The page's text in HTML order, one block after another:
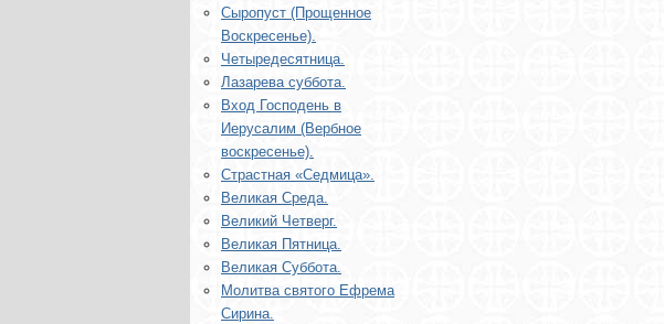
Сыропуст (Прощенное
Воскресенье).
Четыредесятница.
Лазарева суббота.
Вход Господень в
Иерусалим (Вербное
воскресенье).
Страстная «Седмица».
Великая Среда.
Великий Четверг.
Великая Пятница.
Великая Суббота.
Молитва святого Ефрема
Сирина.